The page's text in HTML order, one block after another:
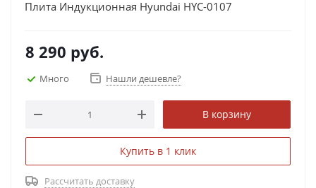
Плита Индукционная Hyundai HYC-0107
8 290 руб.
Много Нашли дешевле?
В корзину
Купить в 1 клик
Рассчитать доставку